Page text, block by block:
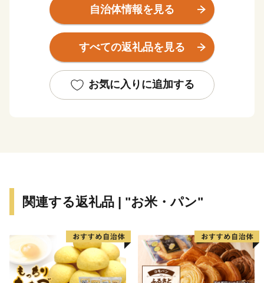
くから稲作が主産業でした。また、近江商人をはじめ幾
多の傑出した先人を世に送り出したことや江州音頭の発
祥地としても知られており、心和む町並みの中に歴史と
ロマンが溢れています。
★ABCテレビのニュース情報番組「キャスト」で 近江
の地酒 『長寿金亀』 が紹介されました！
自治体情報を見る
すべての返礼品を見る
お気に入りに追加する
関連する返礼品 | "お米・パン"